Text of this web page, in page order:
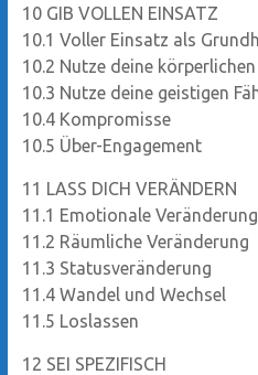
10 GIB VOLLEN EINSATZ
10.1 Voller Einsatz als
10.2 Nutze deine
10.3 Nutze deine geistigen
10.4 Kompromisse
10.5 Über-Engagement
11 LASS DICH VERÄNDERN
11.1 Emotionale Veränderung
11.2 Räumliche Veränderung
11.3 Statusveränderung
11.4 Wandel und Wechsel
11.5 Loslassen
12 SEI SPEZIFISCH